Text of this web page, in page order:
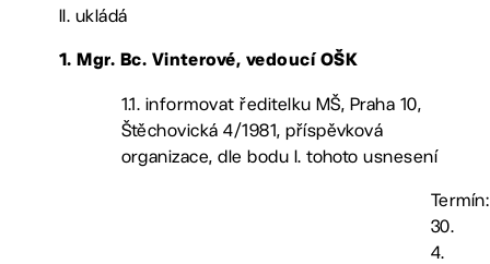
II. ukládá
1. Mgr. Bc. Vinterové, vedoucí OŠK
1.1. informovat ředitelku MŠ, Praha 10,
Štěchovická 4/1981, příspěvková
organizace, dle bodu I. tohoto usnesení
Termín:
30.
4.